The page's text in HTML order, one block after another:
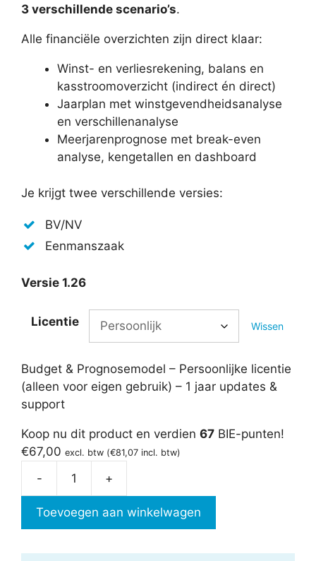
3 verschillende scenario’s.
Alle financiële overzichten zijn direct klaar:
Winst- en verliesrekening, balans en
kasstroomoverzicht (indirect én direct)
Jaarplan met winstgevendheidsanalyse
en verschillenanalyse
Meerjarenprognose met break-even
analyse, kengetallen en dashboard
Je krijgt twee verschillende versies:
BV/NV
Eenmanszaak
Versie 1.26
Licentie Wissen
Budget & Prognosemodel – Persoonlijke licentie
(alleen voor eigen gebruik) – 1 jaar updates &
support
Koop nu dit product en verdien 67 BIE-punten!
€67,00 excl. btw (€81,07 incl. btw)
-
Prognosemodel
+
Toevoegen aan winkelwagen